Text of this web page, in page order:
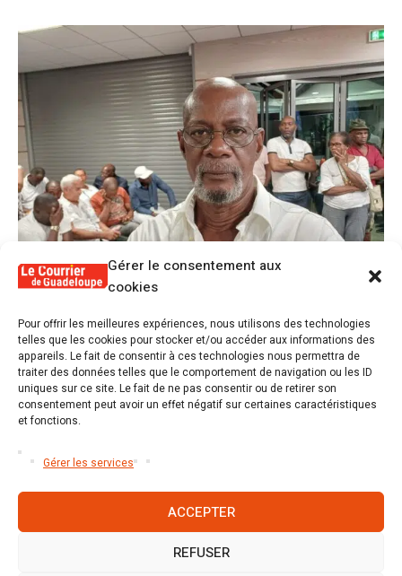
Gérer le consentement aux
cookies
Pour offrir les meilleures expériences, nous utilisons des technologies
telles que les cookies pour stocker et/ou accéder aux informations des
appareils. Le fait de consentir à ces technologies nous permettra de
traiter des données telles que le comportement de navigation ou les ID
uniques sur ce site. Le fait de ne pas consentir ou de retirer son
consentement peut avoir un effet négatif sur certaines caractéristiques
et fonctions.
Gérer les services
ACCEPTER
REFUSER
1 Alex Lollia : « Cédric Cornet développait
une forme de populisme qui aurait pu se
transformer en macoutisme »
2